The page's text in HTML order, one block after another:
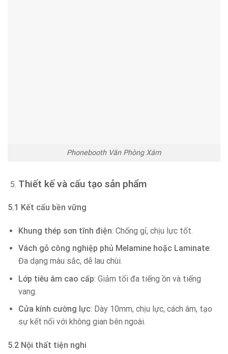
Phonebooth Văn Phòng Xám
Thiết kế và cấu tạo sản phẩm
5.1 Kết cấu bền vững
Khung thép sơn tĩnh điện: Chống gỉ, chịu lực tốt.
Vách gỗ công nghiệp phủ Melamine hoặc Laminate:
Đa dạng màu sắc, dễ lau chùi.
Lớp tiêu âm cao cấp: Giảm tối đa tiếng ồn và tiếng
vang.
Cửa kính cường lực: Dày 10mm, chịu lực, cách âm, tạo
sự kết nối với không gian bên ngoài.
5.2 Nội thất tiện nghi